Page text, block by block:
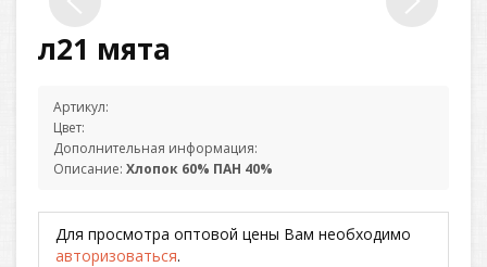
л21 мята
Артикул:
Цвет:
Дополнительная информация:
Описание: Хлопок 60% ПАН 40%
Для просмотра оптовой цены Вам необходимо
авторизоваться.